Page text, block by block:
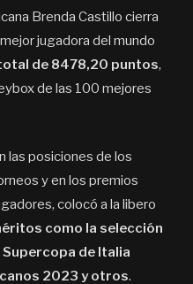
Brenda Castillo cierra
jugadora del mundo
de 8478,20 puntos,
de las 100 mejores
las posiciones de los
y en los premios
colocó a la libero
como la selección
de Italia
2023 y otros.